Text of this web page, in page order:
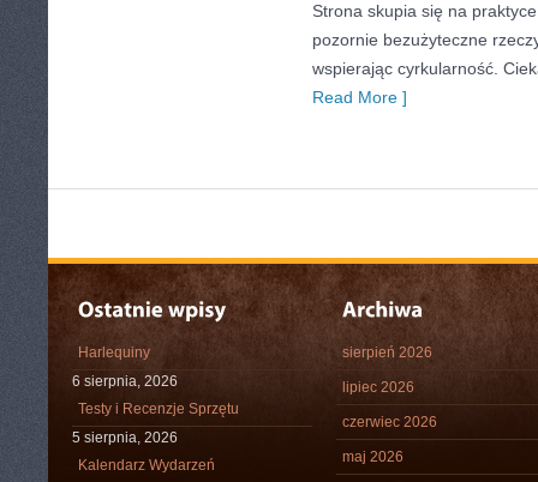
Strona skupia się na
pozornie bezużyteczne
wspierając cyrkularność.
Read More ]
Harlequiny
6 sierpnia, 2026
Testy i Recenzje Sprzętu
5 sierpnia, 2026
Kalendarz Wydarzeń
sierpień 2026
lipiec 2026
czerwiec 2026
maj 2026